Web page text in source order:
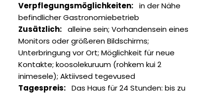
Verpflegungsmöglichkeiten
in der Nähe
befindlicher Gastronomiebetrieb
Zusätzlich
alleine sein Vorhandensein eines
Monitors oder größeren Bildschirms
Unterbringung vor Ort Möglichkeit für neue
Kontakte koosolekuruum (rohkem kui 2
inimesele) Aktiivsed tegevused
Tagespreis
Das Haus für 24 Stunden: bis zu